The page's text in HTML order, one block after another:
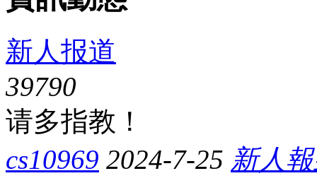
新人报道
39790
请多指教！
cs10969 2024-7-25 新人